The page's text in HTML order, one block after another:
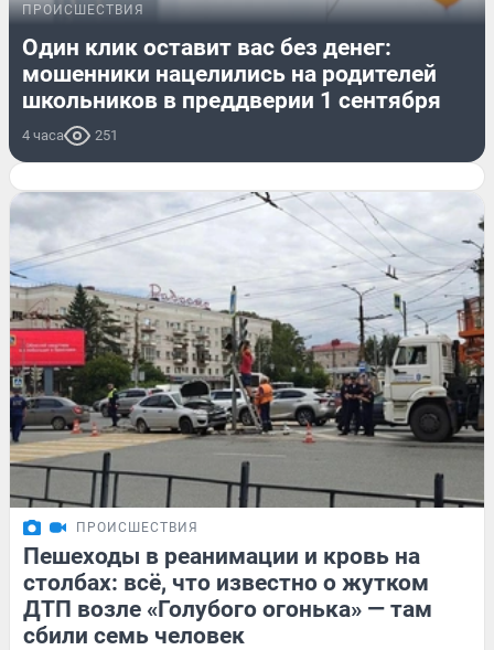
ПРОИСШЕСТВИЯ
Один клик оставит вас без денег:
мошенники нацелились на родителей
школьников в преддверии 1 сентября
4 часа 251
ПРОИСШЕСТВИЯ
Пешеходы в реанимации и кровь на
столбах: всё, что известно о жутком
ДТП возле «Голубого огонька» — там
сбили семь человек